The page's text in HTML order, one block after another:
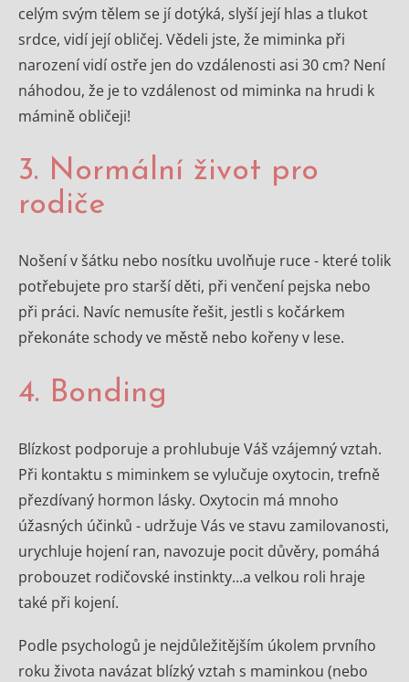
celým svým tělem se jí dotýká, slyší její hlas a tlukot
srdce, vidí její obličej. Vědeli jste, že miminka při
narození vidí ostře jen do vzdálenosti asi 30 cm? Není
náhodou, že je to vzdálenost od miminka na hrudi k
mámině obličeji!
3. Normální život pro
rodiče
Nošení v šátku nebo nosítku uvolňuje ruce - které tolik
potřebujete pro starší děti, při venčení pejska nebo
při práci. Navíc nemusíte řešit, jestli s kočárkem
překonáte schody ve městě nebo kořeny v lese.
4. Bonding
Blízkost podporuje a prohlubuje Váš vzájemný vztah.
Při kontaktu s miminkem se vylučuje oxytocin, trefně
přezdívaný hormon lásky. Oxytocin má mnoho
úžasných účinků - udržuje Vás ve stavu zamilovanosti,
urychluje hojení ran, navozuje pocit důvěry, pomáhá
probouzet rodičovské instinkty...a velkou roli hraje
také při kojení.
Podle psychologů je nejdůležitějším úkolem prvního
roku života navázat blízký vztah s maminkou (nebo